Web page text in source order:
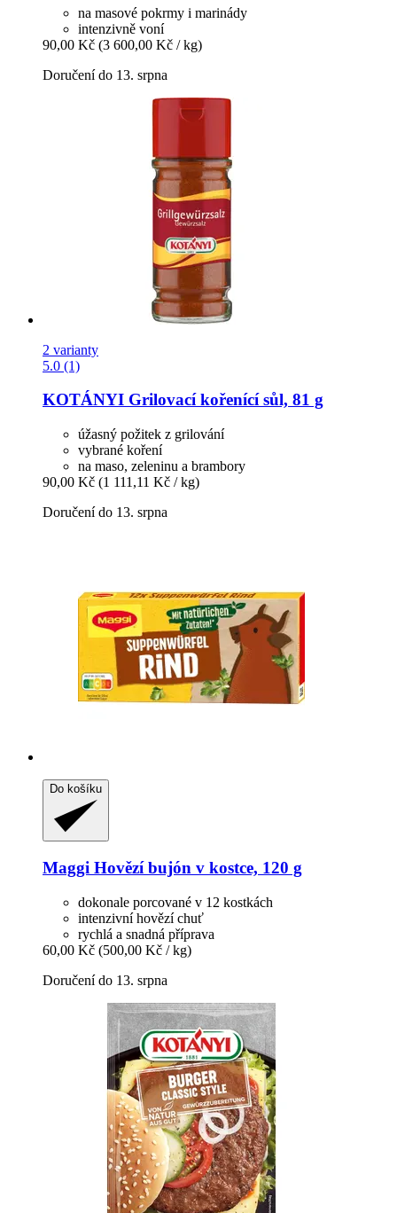
na masové pokrmy i marinády
intenzivně voní
90,00 Kč (3 600,00 Kč / kg)
Doručení do 13. srpna
2 varianty
5.0 (1)
KOTÁNYI Grilovací kořenící sůl, 81 g
úžasný požitek z grilování
vybrané koření
na maso, zeleninu a brambory
90,00 Kč (1 111,11 Kč / kg)
Doručení do 13. srpna
Do košíku
Maggi Hovězí bujón v kostce, 120 g
dokonale porcované v 12 kostkách
intenzivní hovězí chuť
rychlá a snadná příprava
60,00 Kč (500,00 Kč / kg)
Doručení do 13. srpna